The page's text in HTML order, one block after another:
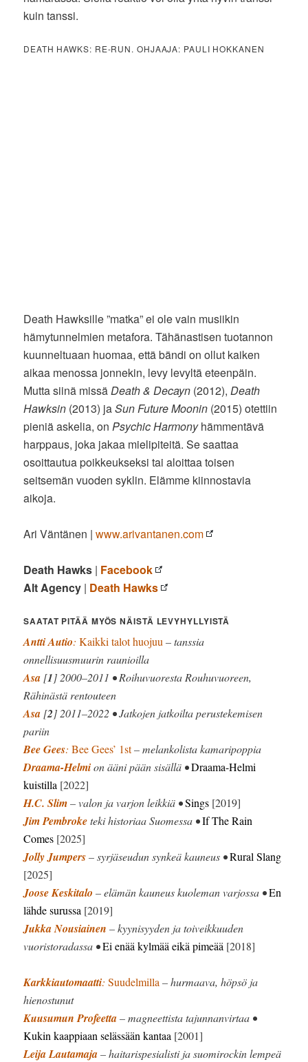
kuin tanssi.
DEATH HAWKS: RE-RUN. OHJAAJA: PAULI HOKKANEN
Death Hawksille ”matka” ei ole vain musiikin
hämytunnelmien metafora. Tähänastisen tuotannon
kuunneltuaan huomaa, että bändi on ollut kaiken
aikaa menossa jonnekin, levy levyltä eteenpäin.
Mutta siinä missä Death & Decayn (2012), Death
Hawksin (2013) jaSun Future Moonin (2015) otettiin
pieniä askelia, on Psychic Harmonyhämmentävä
harppaus, joka jakaa mielipiteitä. Se saattaa
osoittautua poikkeukseksi tai aloittaa toisen
seitsemän vuoden syklin. Elämme kiinnostavia
aikoja.
Ari Väntänen |www.arivantanen.com
Death Hawks | Facebook
Alt Agency | Death Hawks
SAATAT PITÄÄ MYÖS NÄISTÄ LEVYHYLLYISTÄ
Antti Autio:Kaikki talot huojuu – tanssia
onnellisuusmuurin raunioilla
Asa [1] 2000–2011 • Roihuvuoresta Rouhuvuoreen,
Rähinästä rentouteen
Asa [2] 2011–2022 • Jatkojen jatkoilta perustekemisen
pariin
Bee Gees:Bee Gees’ 1st– melankolista kamaripoppia
Draama-Helmion ääni pään sisällä •Draama-Helmi
kuistilla [2022]
H.C. Slim– valon ja varjon leikkiä •Sings [2019]
Jim Pembroketeki historiaa Suomessa •If The Rain
Comes [2025]
Jolly Jumpers– syrjäseudun synkeä kauneus •Rural Slang
[2025]
Joose Keskitalo – elämän kauneus kuoleman varjossa •En
lähde surussa [2019]
Jukka Nousiainen – kyynisyyden ja toiveikkuuden
vuoristoradassa •Ei enää kylmää eikä pimeää [2018]
Karkkiautomaatti:Suudelmilla – hurmaava, höpsö ja
hienostunut
Kuusumun Profeetta– magneettista tajunnanvirtaa •
Kukin kaappiaan selässään kantaa [2001]
Leija Lautamaja– haitarispesialisti ja suomirockin lempeä